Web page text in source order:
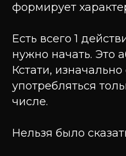
формирует
Есть всего 1
нужно начать. Это
Кстати,
употребляться
числе.
Нельзя было